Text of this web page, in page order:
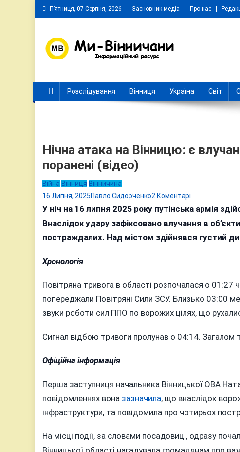
Skip
to
П’ятниця, 07 Серпня, 2026 Засновник медіа Про нас
Розслідування Вінниця Україна Світ
Нічна атака на Вінницю: є
поранені (відео)
Війна Вінниця Вінничина
16 Липня, 2025Павло Сидорченко2 Коментарі
Нічна
Вінницю:
та
(відео)
У ніч на 16 липня 2025 року путінська армія
Внаслідок удару зафіксовано влучання в
постраждалих. Над містом здійнявся густий
Хронологія
Повітряна тривога в області розпочалася о 01:27
попереджали Повітряні Сили ЗСУ. Близько 03:00
звуки роботи сил ППО по ворожих цілях, що
Сигнал відбою тривоги пролунав о 04:14. Загалом
Офіційна інформація
Перша заступниця начальника Вінницької ОВА
повідомленнях вона зазначила, що внаслідок
інфраструктури, та повідомила про чотирьох
На місці події, за словами посадовиці, одразу